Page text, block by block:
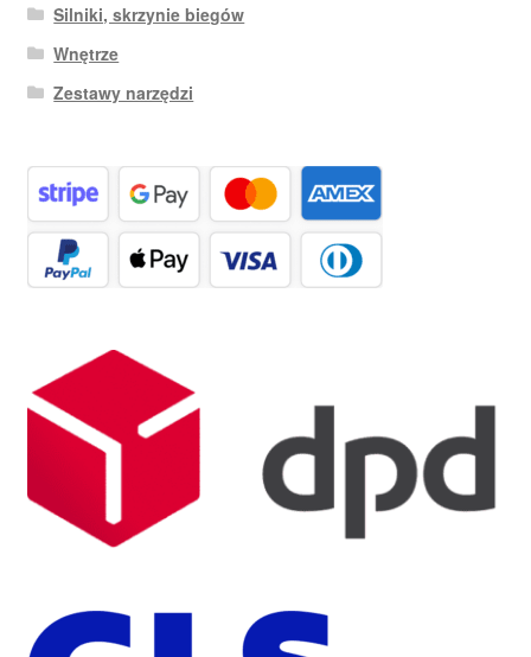
Silniki, skrzynie biegów
Wnętrze
Zestawy narzędzi